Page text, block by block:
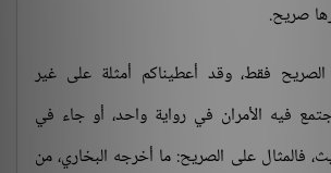
صريح.
فقط، وقد أعطيناكم أمثلة على غير
فيه الأمران في رواية واحد، أو جاء في
فالمثال على الصريح: ما أخرجه البخاري، من